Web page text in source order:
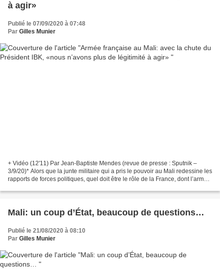
à agir»
Publié le 07/09/2020 à 07:48
Par Gilles Munier
+ Vidéo (12'11) Par Jean-Baptiste Mendes (revue de presse : Sputnik –
3/9/20)* Alors que la junte militaire qui a pris le pouvoir au Mali redessine les
rapports de forces politiques, quel doit être le rôle de la France, dont l’armée
Mali: un coup d’État, beaucoup de questions…
Publié le 21/08/2020 à 08:10
Par Gilles Munier